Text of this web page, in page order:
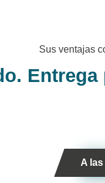
Sus ventajas
A